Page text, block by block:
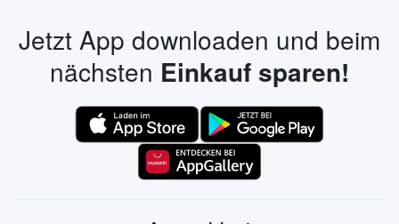
Jetzt App downloaden und beim
nächsten Einkauf sparen!